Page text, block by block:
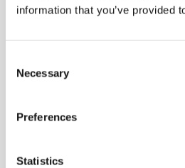
information that you’ve provided
Selection
Necessary
Preferences
Statistics